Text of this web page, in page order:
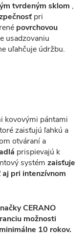
tvrdeným sklom ,
pri
povrchovou
usadzovaniu
uľahčuje údržbu.
kovovými pántami
zaisťujú ľahkú a
otváraní a
prispievajú k
systém zaisťuje
pri intenzívnom
CERANO
možnosti
10 rokov.